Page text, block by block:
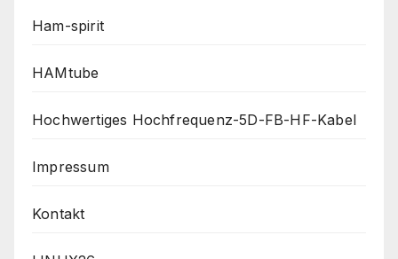
Ham-spirit
HAMtube
Hochwertiges Hochfrequenz-5D-FB-HF-Kabel
Impressum
Kontakt